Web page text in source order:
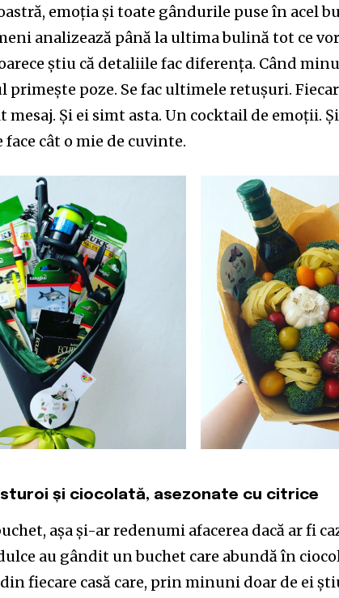
emoția și toate gândurile puse în acel
analizează până la ultima bulină tot ce
știu că detaliile fac diferența. Când
primește poze. Se fac ultimele retușuri.
mesaj. Și ei simt asta. Un cocktail de emoții.
face cât o mie de cuvinte.
și ciocolată, asezonate cu citrice
așa și-ar redenumi afacerea dacă ar fi
au gândit un buchet care abundă în
fiecare casă care, prin minuni doar de ei